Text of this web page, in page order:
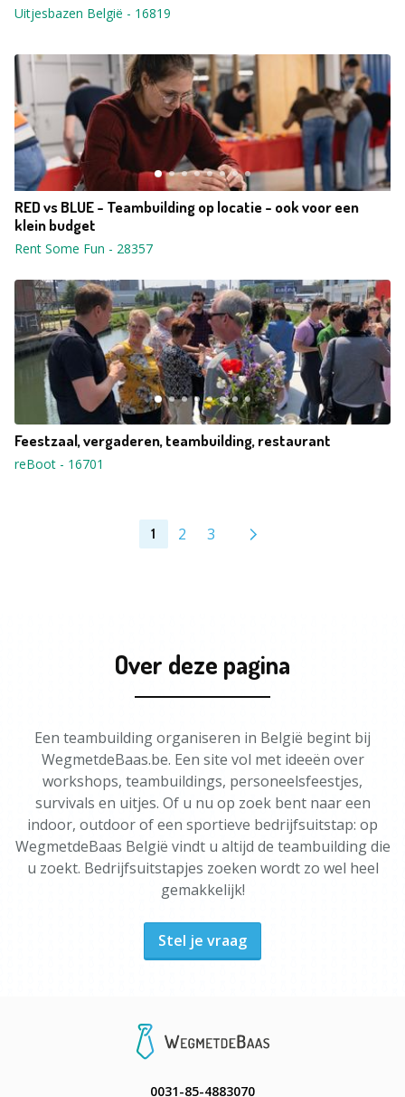
Uitjesbazen België - 16819
RED vs BLUE - Teambuilding op locatie - ook voor een
klein budget
Rent Some Fun - 28357
Feestzaal, vergaderen, teambuilding, restaurant
reBoot - 16701
1 2 3
Over deze pagina
Een teambuilding organiseren in België begint bij
WegmetdeBaas.be. Een site vol met ideeën over
workshops, teambuildings, personeelsfeestjes,
survivals en uitjes. Of u nu op zoek bent naar een
indoor, outdoor of een sportieve bedrijfsuitstap: op
WegmetdeBaas België vindt u altijd de teambuilding die
u zoekt. Bedrijfsuitstapjes zoeken wordt zo wel heel
gemakkelijk!
Stel je vraag
0031-85-4883070